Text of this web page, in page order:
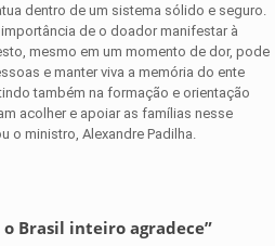
dentro de um sistema sólido e seguro.
de o doador manifestar à
mesmo em um momento de dor, pode
e manter viva a memória do ente
também na formação e orientação
acolher e apoiar as famílias nesse
o ministro, Alexandre Padilha.
o Brasil inteiro agradece”